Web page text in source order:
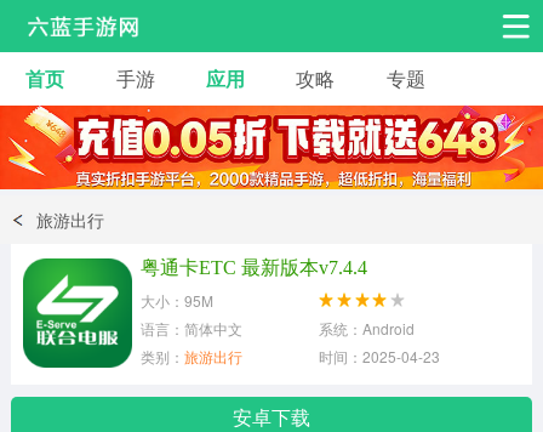
安卓手游 手游工具
热门手游 角色扮演 益智休闲
动作射击
冒险解谜
体育竞技
首页 手游 应用 攻略 专题
旅游出行
粤通卡ETC 最新版本v7.4.4
大小：95M
语言：简体中文
系统：Android
类别： 旅游出行 时间：2025-04-23
安卓下载